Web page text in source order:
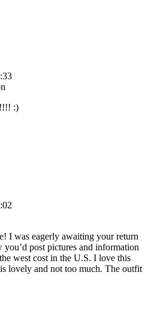
:)
I was eagerly awaiting your return
post pictures and information
west cost in the U.S. I love this
lovely and not too much. The outfit